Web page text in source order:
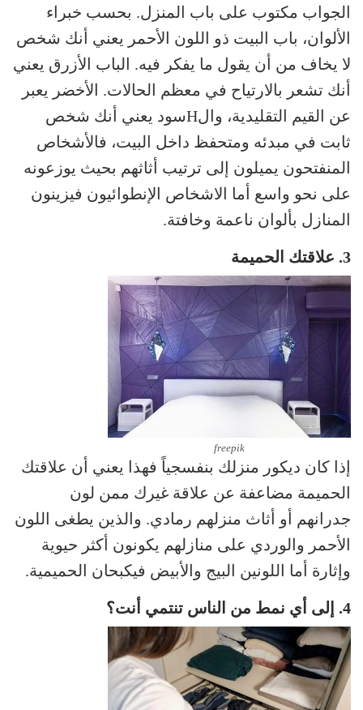
الجواب مكتوب على باب المنزل. بحسب خبراء
الألوان، باب البيت ذو اللون الأحمر يعني أنك شخص
لا يخاف من أن يقول ما يفكر فيه. الباب الأزرق يعني
أنك تشعر بالارتياح في معظم الحالات. الأخضر يعبر
عن القيم التقليدية، والHسود يعني أنك شخص
ثابت في مبدئه ومتحفظ داخل البيت، فالأشخاص
المنفتحون يميلون إلى ترتيب أثاثهم بحيث يوزعونه
على نحو واسع أما الاشخاص الإنطوائيون فيزينون
المنازل بألوان ناعمة وخافتة.
3. علاقتك الحميمة
freepik
إذا كان ديكور منزلك بنفسجياً فهذا يعني أن علاقتك
الحميمة مضاعفة عن علاقة غيرك ممن لون
جدرانهم أو أثاث منزلهم رمادي. والذين يطغى اللون
الأحمر والوردي على منازلهم يكونون أكثر حيوية
وإثارة أما اللونين البيج والأبيض فيكبحان الحميمية.
4. إلى أي نمط من الناس تنتمي أنت؟